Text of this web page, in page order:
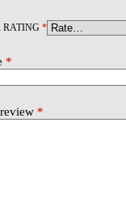
RATING *
*
*